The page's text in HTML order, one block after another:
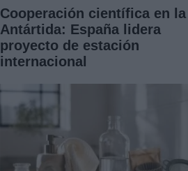
Cooperación científica en la
Antártida: España lidera
proyecto de estación
internacional